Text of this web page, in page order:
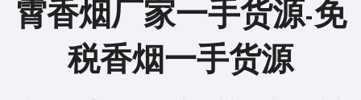
霄香烟厂家一手货源-免
税香烟一手货源